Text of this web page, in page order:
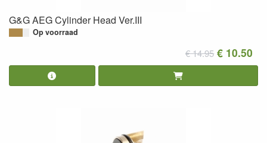
G&G AEG Cylinder Head Ver.III
Op voorraad
€ 14.95 € 10.50